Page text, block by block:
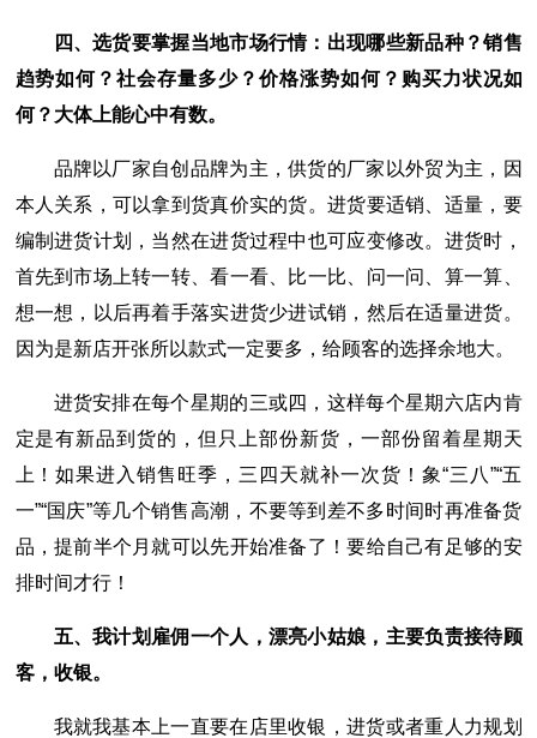
四、选货要掌握当地市场行情：出现哪些新品种？销售
趋势如何？社会存量多少？价格涨势如何？购买力状况如
何？大体上能心中有数。
品牌以厂家自创品牌为主，供货的厂家以外贸为主，因
本人关系，可以拿到货真价实的货。进货要适销、适量，要
编制进货计划，当然在进货过程中也可应变修改。进货时，
首先到市场上转一转、看一看、比一比、问一问、算一算、
想一想，以后再着手落实进货少进试销，然后在适量进货。
因为是新店开张所以款式一定要多，给顾客的选择余地大。
进货安排在每个星期的三或四，这样每个星期六店内肯
定是有新品到货的，但只上部份新货，一部份留着星期天
上！如果进入销售旺季，三四天就补一次货！象“三八”“五
一”“国庆”等几个销售高潮，不要等到差不多时间时再准备货
品，提前半个月就可以先开始准备了！要给自己有足够的安
排时间才行！
五、我计划雇佣一个人，漂亮小姑娘，主要负责接待顾
客，收银。
我就我基本上一直要在店里收银，进货或者重人力规划